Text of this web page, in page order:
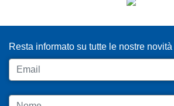
Resta informato su tutte le nostre
Email
Nome